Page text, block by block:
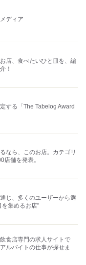
ディア
店、食べたいひと皿を、編
！
する「The Tabelog Award
なら、このお店。カテゴリ
店舗を発表。
じ、多くのユーザーから選
を集めるお店"
食店専門の求人サイトで
ルバイトの仕事が探せま